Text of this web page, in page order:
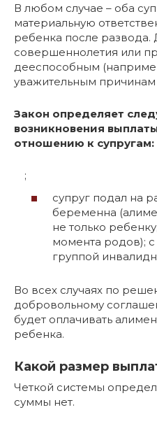
В любом случае – оба
материальную
ребенка после
совершеннолетия или
дееспособным
уважительным причинам
Закон определяет
возникновения
отношению к супругам:
;
супруг подал на
беременна
не только
момента родов);
группой
Во всех случаях по
добровольному
будет оплачивать
ребенка.
Какой размер
Четкой системы
суммы нет.